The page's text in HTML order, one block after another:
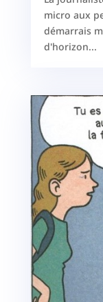
micro aux
démarrais
d'horizon...